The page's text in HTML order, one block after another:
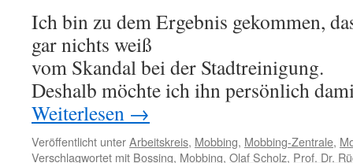
Ich bin zu dem Ergebnis gekommen,
gar nichts weiß
vom Skandal bei der Stadtreinigung.
Deshalb möchte ich ihn persönlich
Weiterlesen →
Veröffentlicht unterArbeitskreis, Mobbing, Mobbing-Zentrale,
Verschlagwortet mit Bossing, Mobbing, Olaf Scholz, Prof. Dr.